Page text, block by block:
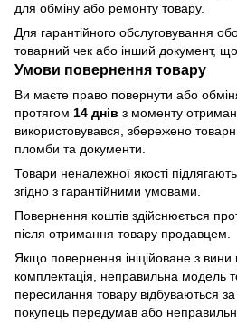
для обміну або ремонту товару.
Для гарантійного обслуговування
товарний чек або інший документ, що
Умови повернення товару
Ви маєте право повернути або
протягом 14 днів з моменту
використовувався, збережено
пломби та документи.
Товари неналежної якості
згідно з гарантійними умовами.
Повернення коштів здійснюється
після отримання товару продавцем.
Якщо повернення ініційоване з
комплектація, неправильна модель
пересилання товару відбуваються
покупець передумав або